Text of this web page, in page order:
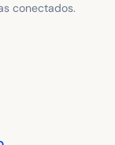
conectados.